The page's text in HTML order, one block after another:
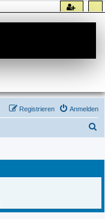
Anmelden
Registrieren